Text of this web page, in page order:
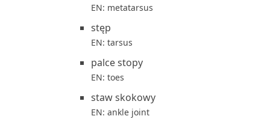
EN: metatarsus
stęp
EN: tarsus
palce stopy
EN: toes
staw skokowy
EN: ankle joint